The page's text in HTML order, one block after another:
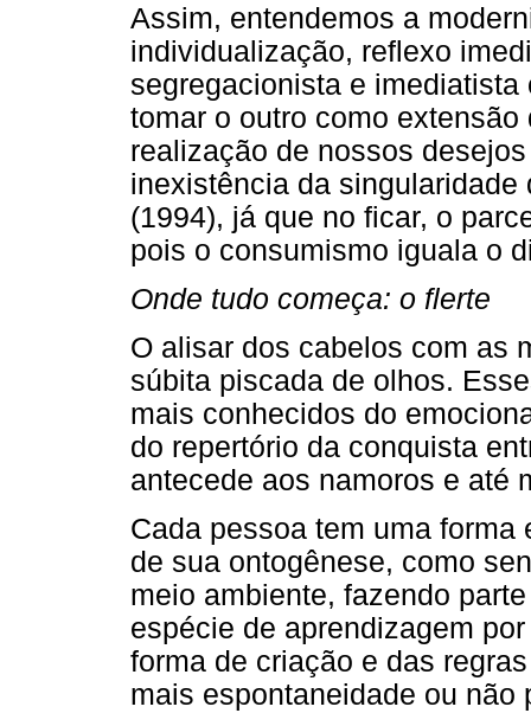
Assim, entendemos a
individualização, reflexo
segregacionista e
tomar o outro como
realização de nossos
inexistência da
(1994), já que no ficar, o
pois o consumismo iguala o
Onde tudo começa: o flerte
O alisar dos cabelos com as
súbita piscada de olhos.
mais conhecidos do
do repertório da conquista
antecede aos namoros e até
Cada pessoa tem uma
de sua ontogênese, como
meio ambiente, fazendo
espécie de aprendizagem
forma de criação e das
mais espontaneidade ou não